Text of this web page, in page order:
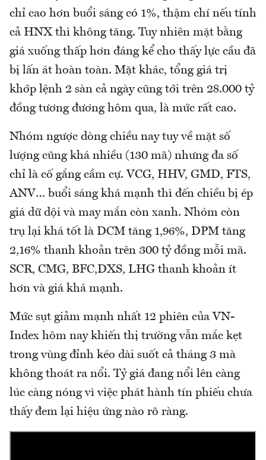
chỉ cao hơn buổi sáng có 1%, thậm chí nếu tính
cả HNX thì không tăng. Tuy nhiên mặt bằng
giá xuống thấp hơn đáng kể cho thấy lực cầu đã
bị lấn át hoàn toàn. Mặt khác, tổng giá trị
khớp lệnh 2 sàn cả ngày cũng tới trên 28.000 tỷ
đồng tương đương hôm qua, là mức rất cao.
Nhóm ngược dòng chiều nay tuy về mặt số
lượng cũng khá nhiều (130 mã) nhưng đa số
chỉ là cố gắng cầm cự. VCG, HHV, GMD, FTS,
ANV… buổi sáng khá mạnh thì đến chiều bị ép
giá dữ dội và may mắn còn xanh. Nhóm còn
trụ lại khá tốt là DCM tăng 1,96%, DPM tăng
2,16% thanh khoản trên 300 tỷ đồng mỗi mã.
SCR, CMG, BFC,DXS, LHG thanh khoản ít
hơn và giá khá mạnh.
Mức sụt giảm mạnh nhất 12 phiên của VN-
Index hôm nay khiến thị trường vẫn mắc kẹt
trong vùng đỉnh kéo dài suốt cả tháng 3 mà
không thoát ra nổi. Tỷ giá đang nổi lên càng
lúc càng nóng vì việc phát hành tín phiếu chưa
thấy đem lại hiệu ứng nào rõ ràng.